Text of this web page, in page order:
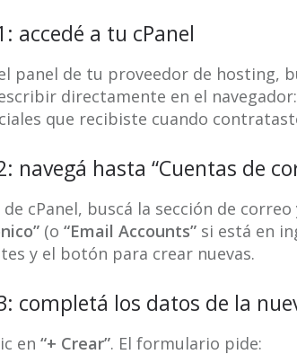
accedé a tu cPanel
panel de tu proveedor de hosting,
directamente en el navegador:
que recibiste cuando
navegá hasta “Cuentas de
cPanel, buscá la sección de correo
(o “Email Accounts” si está en
y el botón para crear nuevas.
completá los datos de la
en “+ Crear”. El formulario pide: